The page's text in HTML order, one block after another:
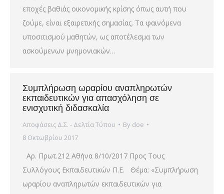
εποχές βαθιάς οικονομικής κρίσης όπως αυτή που
ζούμε, είναι εξαιρετικής σημασίας. Τα φαινόμενα
υποσιτισμού μαθητών, ως αποτέλεσμα των
ασκούμενων μνημονιακών…
Συμπλήρωση ωραρίου αναπληρωτών
εκπαιδευτικών για απασχόληση σε
ενισχυτική διδασκαλία
Αποφάσεις Δ.Σ. - Δελτία Τύπου By doe
8 Οκτωβρίου 2017
Αρ. Πρωτ.212 Αθήνα 8/10/2017 Προς Τους
Συλλόγους Εκπαιδευτικών Π.Ε. Θέμα: «Συμπλήρωση
ωραρίου αναπληρωτών εκπαιδευτικών για